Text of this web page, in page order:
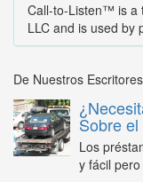
Call-to-Listen™ is a
LLC and is used by
De Nuestros Escritores
Sobre
Los
y fácil